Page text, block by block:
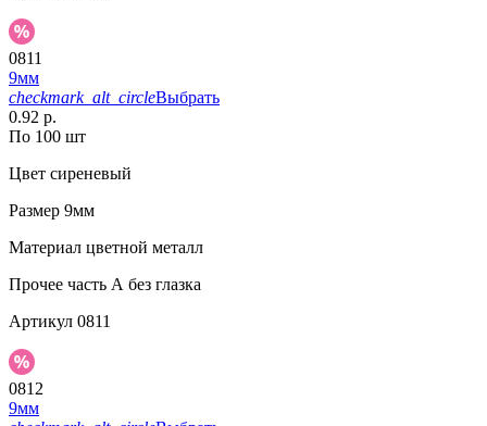
0811
9мм
checkmark_alt_circleВыбрать
0.92 р.
По 100 шт
Цвет сиреневый
Размер 9мм
Материал цветной металл
Прочее часть А без глазка
Артикул 0811
0812
9мм